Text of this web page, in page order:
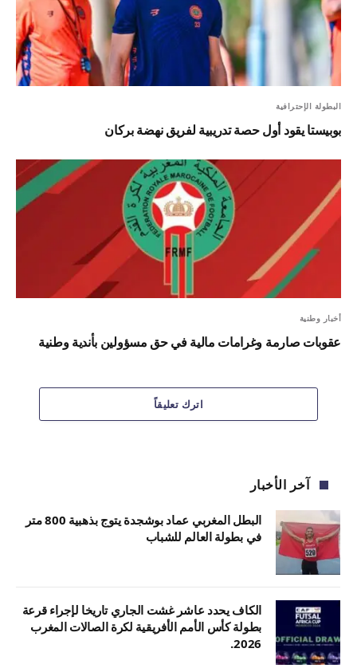
البطولة الإحترافية
بوبيستا يقود أول حصة تدريبية لفريق نهضة بركان
أخبار وطنية
عقوبات صارمة وغرامات مالية في حق مسؤولين بأندية وطنية
اترك تعليقاً
آخر الأخبار
البطل المغربي عماد بوشجدة يتوج بذهبية 800 متر
في بطولة العالم للشباب
الكاف يحدد عاشر غشت الجاري تاريخا لإجراء قرعة
بطولة كأس الأمم الأفريقية لكرة الصالات المغرب
2026.